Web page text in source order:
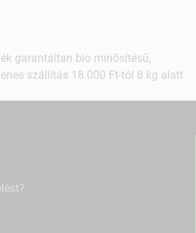
garantáltan bio minősítésű,
szállítás 18.000 Ft-tól 8 kg alatt